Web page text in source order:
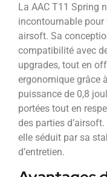
La AAC T11 Spring
incontournable pour
airsoft. Sa
compatibilité avec
upgrades, tout en
ergonomique grâce
puissance de 0,8
portées tout en
des parties
elle séduit par sa
d’entretien.